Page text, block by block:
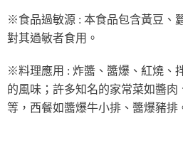
購買商品的店家。未經商家同意取消之訂
後付繳納相關費用。
客戶支援中心」https://
【注意事項】
１．透過由恩沛科技股份有限公司提供之「
每筆NT$90，滿NT$990(含以上)免運
7-11取貨付款-重量限制含紙箱10kg，
每筆NT$90，滿NT$990(含以上)免運
付款後7-11取貨-重量限制含紙箱10kg
※食品過敏源 : 本食品包含黃豆、
對其過敏者食用。
※料理應用 : 炸醬、醬爆、紅燒、
的風味；許多知名的家常菜如醬肉
等，西餐如醬爆牛小排、醬爆豬排